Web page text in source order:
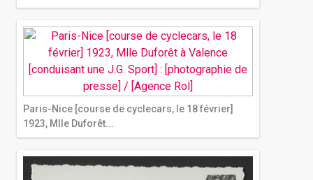
Paris-Nice [course de cyclecars, le 18 février]
1923, Mlle Duforêt...